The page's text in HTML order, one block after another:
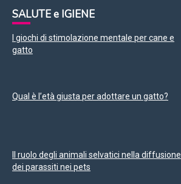
SALUTE e IGIENE
I giochi di stimolazione mentale per cane e
gatto
Qual è l’età giusta per adottare un gatto?
Il ruolo degli animali selvatici nella diffusione
dei parassiti nei pets